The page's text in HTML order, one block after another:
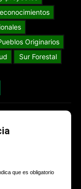
Originarios
Sur Forestal
que es obligatorio